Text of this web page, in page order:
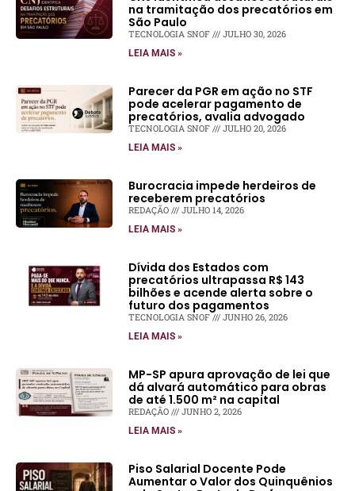
na tramitação dos precatórios em
São Paulo
TECNOLOGIA SNOF JULHO 30, 2026
LEIA MAIS »
Parecer da PGR em ação no STF
pode acelerar pagamento de
precatórios, avalia advogado
TECNOLOGIA SNOF JULHO 20, 2026
LEIA MAIS »
Burocracia impede herdeiros de
receberem precatórios
REDAÇÃO JULHO 14, 2026
LEIA MAIS »
Dívida dos Estados com
precatórios ultrapassa R$ 143
bilhões e acende alerta sobre o
futuro dos pagamentos
TECNOLOGIA SNOF JUNHO 26, 2026
LEIA MAIS »
MP-SP apura aprovação de lei que
dá alvará automático para obras
de até 1.500 m² na capital
REDAÇÃO JUNHO 2, 2026
LEIA MAIS »
Piso Salarial Docente Pode
Aumentar o Valor dos Quinquênios